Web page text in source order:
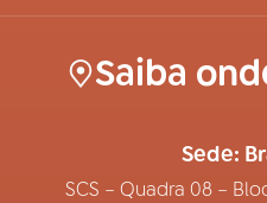
Saiba
Sede:
SCS – Quadra 08 –